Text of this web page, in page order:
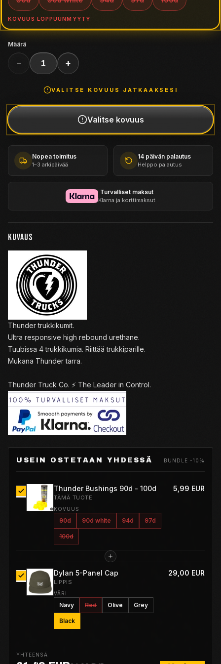
KOVUUS LOPPUUNMYYTY
Määrä
− 1 +
VALITSE KOVUUS JATKAAKSESI
Valitse kovuus
Nopea toimitus
1–3 arkipäivää
14 päivän palautus
Helppo palautus
Turvalliset maksut
Klarna ja korttimaksut
KUVAUS
Thunder trukkikumit.
Ultra responsive high rebound urethane.
Tuubissa 4 trukkikumia. Riittää trukkiparille.
Mukana Thunder tarra.
Thunder Truck Co. ⚡️ The Leader in Control.
USEIN OSTETAAN YHDESSÄ BUNDLE -10%
Thunder Bushings 90d - 100d
TÄMÄ TUOTE
KOVUUS
90d 90d white 94d 97d
100d
5,99 EUR
Dylan 5-Panel Cap
LIPPIS
VÄRI
Navy Red Olive Grey
Black
29,00 EUR
YHTEENSÄ